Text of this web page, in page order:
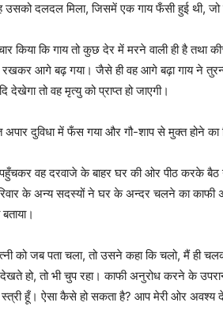
दलदल मिला, जिसमें एक गाय फँसी हुई थी,
किया कि गाय तो कुछ देर में मरने वाली ही है
आगे बढ़ गया। जैसे ही वह आगे बढ़ा गाय ने
देखेगा तो वह मृत्यु को प्राप्त हो जाएगी।
अपार दुविधा में फँस गया और गौ-शाप से मुक्त होने का
वह दरवाजे के बाहर घर की ओर पीठ करके बैठ
के अन्य सदस्यों ने घर के अन्दर चलने का काफी
को जब पता चला, तो उसने कहा कि चलो, मैं ही
देखते हो, तो भी चुप रहा। काफी अनुरोध करने के
स्त्री हूँ। ऐसा कैसे हो सकता है? आप मेरी ओर अवश्य